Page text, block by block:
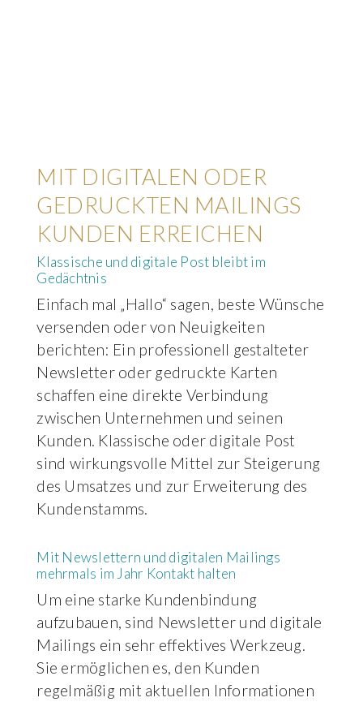
MIT DIGITALEN ODER
GEDRUCKTEN MAILINGS
KUNDEN ERREICHEN
Klassische und digitale Post bleibt im
Gedächtnis
Einfach mal „Hallo“ sagen, beste Wünsche
versenden oder von Neuigkeiten
berichten: Ein professionell gestalteter
Newsletter oder gedruckte Karten
schaffen eine direkte Verbindung
zwischen Unternehmen und seinen
Kunden. Klassische oder digitale Post
sind wirkungsvolle Mittel zur Steigerung
des Umsatzes und zur Erweiterung des
Kundenstamms.
Mit Newslettern und digitalen Mailings
mehrmals im Jahr Kontakt halten
Um eine starke Kundenbindung
aufzubauen, sind Newsletter und digitale
Mailings ein sehr effektives Werkzeug.
Sie ermöglichen es, den Kunden
regelmäßig mit aktuellen Informationen